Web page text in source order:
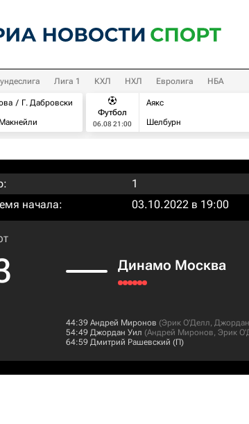
Лига 1 КХЛ НХЛ Евролига НБА
Г. Дабровски
Футбол
06.08 21:00
Аякс
Шелбурн
1
начала:
03.10.2022 в 19:00
Динамо Москва
44:39 Андрей Миронов (Эрик О'Делл,
54:49 Джордан Уил (Андрей Миронов, Эрик
64:59 Дмитрий Рашевский (П)